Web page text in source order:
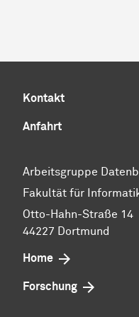
Kontakt
Anfahrt
Arbeitsgruppe
Fakultät für
Otto-Hahn-Straße 14
44227 Dortmund
Home
Forschung